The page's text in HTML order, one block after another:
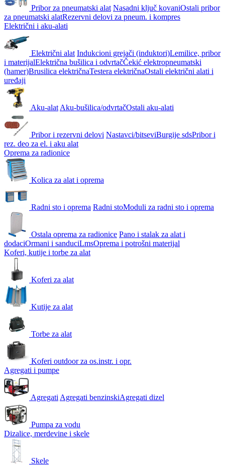
Pribor za pneumatski alat Nasadni ključ kovaniOstali pribor
za pneumatski alatRezervni delovi za pneum. i kompres
Električni i aku-alati
Električni alat Indukcioni grejači (induktori)Lemilice, pribor
i materijalElektrična bušilica i odvrtačČekić elektropneumatski
(hamer)Brusilica električnaTestera električnaOstali električni alati i
uređaji
Aku-alat Aku-bušilica/odvrtačOstali aku-alati
Pribor i rezervni delovi Nastavci/bitseviBurgije sdsPribor i
rez. deo za el. i aku alat
Oprema za radionice
Kolica za alat i oprema
Radni sto i oprema Radni stoModuli za radni sto i oprema
Ostala oprema za radionice Pano i stalak za alat i
dodaciOrmani i sanduciLmsOprema i potrošni materijal
Koferi, kutije i torbe za alat
Koferi za alat
Kutije za alat
Torbe za alat
Koferi outdoor za os.instr. i opr.
Agregati i pumpe
Agregati Agregati benzinskiAgregati dizel
Pumpa za vodu
Dizalice, merdevine i skele
Skele